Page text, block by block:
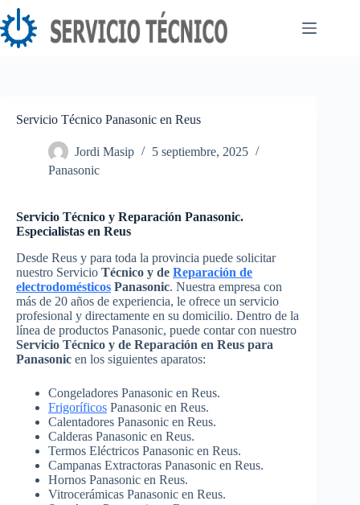
Saltar
al
contenido
Servicio Técnico Panasonic en Reus
Jordi Masip
5 septiembre, 2025
Panasonic
Servicio Técnico y Reparación Panasonic.
Especialistas en Reus
Desde Reus y para toda la provincia puede solicitar
nuestro Servicio Técnico y de Reparación de
electrodomésticos Panasonic. Nuestra empresa con
más de 20 años de experiencia, le ofrece un servicio
profesional y directamente en su domicilio. Dentro de la
línea de productos Panasonic, puede contar con nuestro
Servicio Técnico y de Reparación en Reus para
Panasonic en los siguientes aparatos:
Congeladores Panasonic en Reus.
Frigoríficos Panasonic en Reus.
Calentadores Panasonic en Reus.
Calderas Panasonic en Reus.
Termos Eléctricos Panasonic en Reus.
Campanas Extractoras Panasonic en Reus.
Hornos Panasonic en Reus.
Vitrocerámicas Panasonic en Reus.